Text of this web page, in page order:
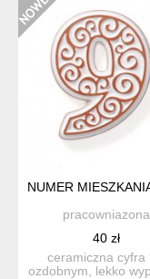
NUMER
pracowniazona
40 zł
ceramiczna cyfra
ozdobnym, lekko